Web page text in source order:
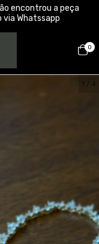
encontrou a peça
Whatssapp
0
1 / 4